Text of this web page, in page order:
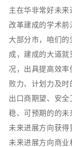
主在华非常好未来
改革建成的学术前
大部分市，咱们
成，建成的大道
况，出具提高效
败力、计划力及
出口商期望、安
稳、可预期的的未
未来进展方向获
未来进展方向商